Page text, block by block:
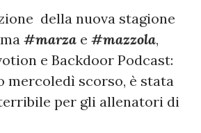
della nuova stagione
#marza e #mazzola,
e Backdoor Podcast:
mercoledì scorso, è stata
per gli allenatori di